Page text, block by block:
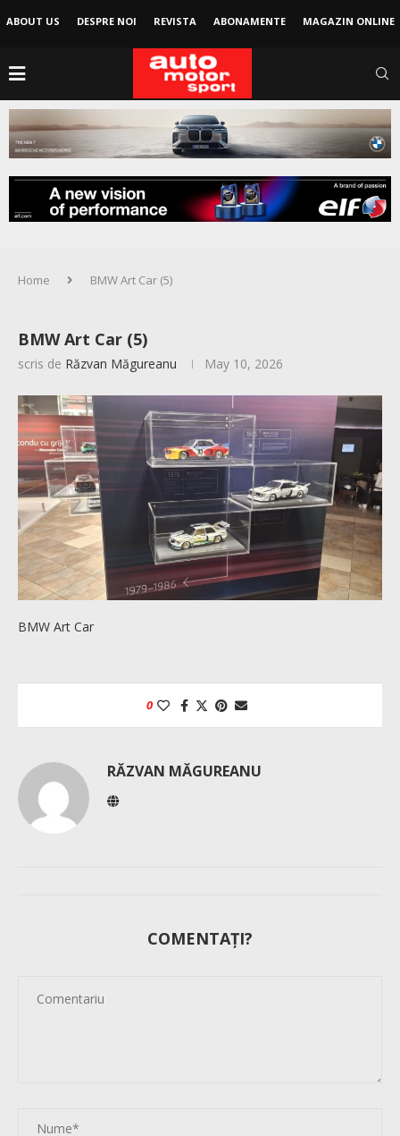
ABOUT US DESPRE NOI REVISTA ABONAMENTE MAGAZIN ONLINE
Home BMW Art Car (5)
BMW Art Car (5)
scris de Răzvan Măgureanu May 10, 2026
BMW Art Car
0
RĂZVAN MĂGUREANU
COMENTAȚI?